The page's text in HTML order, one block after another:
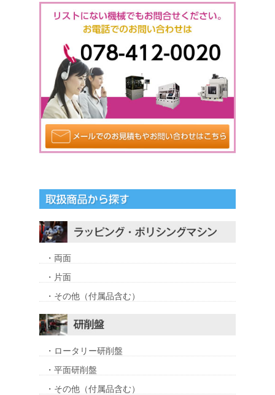
・両面
・片面
・その他（付属品含む）
・ロータリー研削盤
・平面研削盤
・その他（付属品含む）